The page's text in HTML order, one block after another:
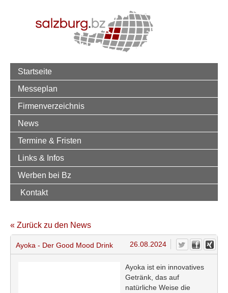
Startseite
Messeplan
Firmenverzeichnis
News
Termine & Fristen
Links & Infos
Werben bei Bz
Kontakt
« Zurück zu den News
Ayoka - Der Good Mood Drink 26.08.2024
Ayoka ist ein innovatives
Getränk, das auf
natürliche Weise die